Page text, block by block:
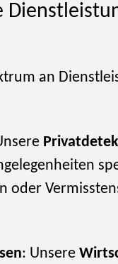
an
oder
: Unsere